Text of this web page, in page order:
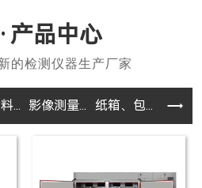
产品中心
... 影像测量... 纸箱、包... 电器